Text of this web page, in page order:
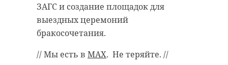
ЗАГС и создание площадок для
выездных церемоний
бракосочетания.
// Мы есть в MAX. Не теряйте. //